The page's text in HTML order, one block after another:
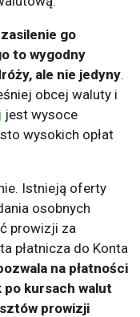
go
to wygodny
ale nie jedyny.
obcej waluty i
jest wysoce
wysokich opłat
Istnieją oferty
osobnych
prowizji za
płatnicza do Konta
na płatności
kursach walut
prowizji